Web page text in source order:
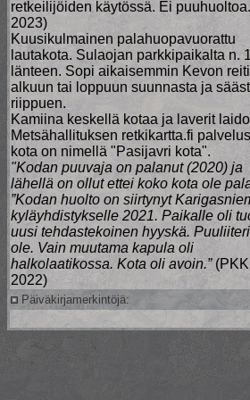
retkeilijöiden käytössä. Ei
2023)
Kuusikulmainen palahuopavuorattu
lautakota. Sulaojan parkkipaikalta n.
länteen. Sopi aikaisemmin Kevon
alkuun tai loppuun suunnasta ja
riippuen.
Kamiina keskellä kotaa ja laverit
Metsähallituksen retkikartta.fi
kota on nimellä "Pasijavri kota".
"Kodan puuvaja on palanut (2020) ja
lähellä on ollut ettei koko kota ole
”Kodan huolto on siirtynyt
kyläyhdistykselle 2021. Paikalle oli
uusi tehdastekoinen hyyskä.
ole. Vain muutama kapula oli
halkolaatikossa. Kota oli avoin.”(PKK
2022)
Päiväkirjamerkintöjä: